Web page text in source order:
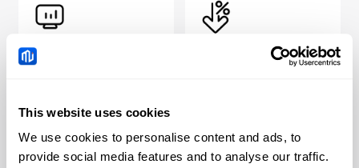
This website uses cookies
We use cookies to personalise content and ads, to
provide social media features and to analyse our traffic.
독점적이고 단순화된
킬 고급 분석 도구를 제공
살펴보세요.
낮은 거래 비용
*기타 수수료가 적용될 수 있습